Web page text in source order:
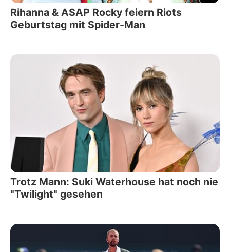
Rihanna & ASAP Rocky feiern Riots
Geburtstag mit Spider-Man
Trotz Mann: Suki Waterhouse hat noch nie
"Twilight" gesehen